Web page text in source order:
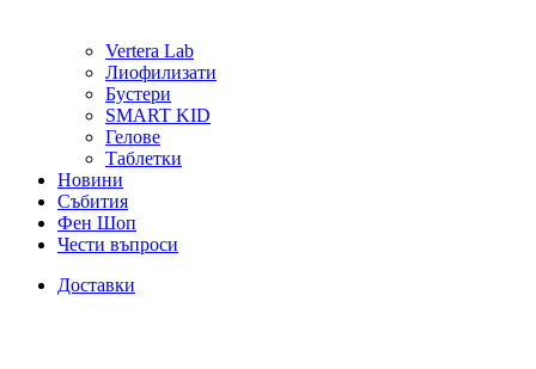
Vertera Lab
Лиофилизати
Бустери
SMART KID
Гелове
Таблетки
Новини
Събития
Фен Шоп
Чести въпроси
Доставки